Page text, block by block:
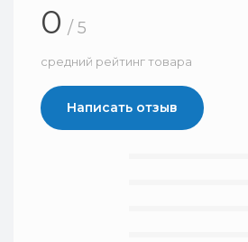
0 / 5
средний рейтинг товара
Написать отзыв